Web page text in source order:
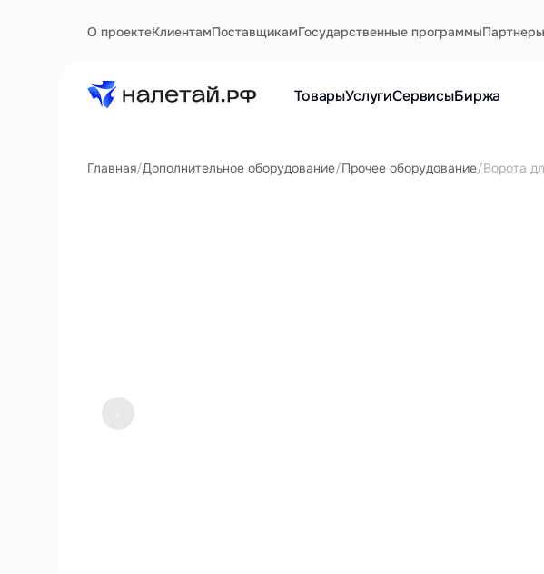
О проектеКлиентамПоставщикамГосударственные программыПартнеры
ТоварыУслугиСервисыБиржа
Главная/Дополнительное оборудование/Прочее оборудование/Ворота